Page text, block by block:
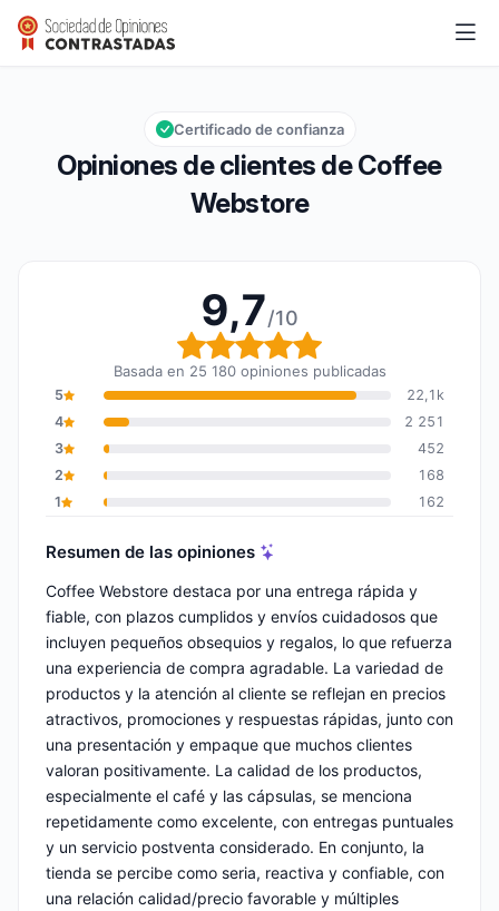
Coffee Webstore
Calificación global: 9,7 de 10
9,7/10
Opiniones de clientes de Coffee
Webstore
Certificado de confianza
9,7/10
Calificación global: 9,7
Basada en 25 180 opiniones publicadas
5
22,1k
4
2 251
3
452
2
168
1
162
Resumen de las opiniones
Coffee Webstore destaca por una entrega rápida y
fiable, con plazos cumplidos y envíos cuidadosos que
incluyen pequeños obsequios y regalos, lo que refuerza
una experiencia de compra agradable. La variedad de
productos y la atención al cliente se reflejan en precios
atractivos, promociones y respuestas rápidas, junto con
una presentación y empaque que muchos clientes
valoran positivamente. La calidad de los productos,
especialmente el café y las cápsulas, se menciona
repetidamente como excelente, con entregas puntuales
y un servicio postventa considerado. En conjunto, la
tienda se percibe como seria, reactiva y confiable, con
una relación calidad/precio favorable y múltiples